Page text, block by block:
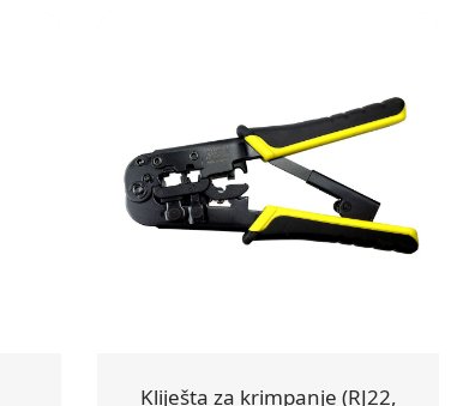
Kliješta za krimpanje (RJ22,